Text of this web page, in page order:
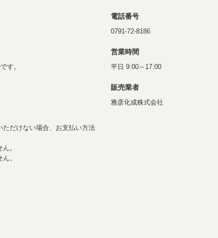
す。
だけない場合、お支払い方法
。
ん。
電話番号
0791-72-8186
営業時間
平日 9:00～17:00
販売業者
雅彦化成株式会社